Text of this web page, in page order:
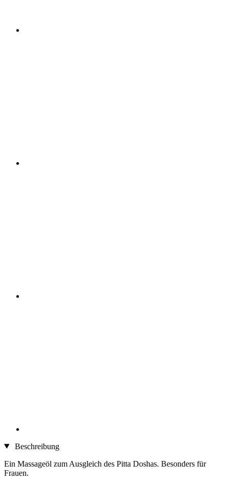
Beschreibung
Ein Massageöl zum Ausgleich des Pitta Doshas. Besonders für
Frauen.